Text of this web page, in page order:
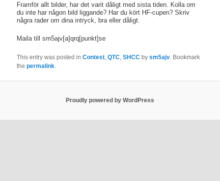
Framför allt bilder, har det varit dåligt med sista tiden. Kolla om
du inte har någon bild liggande? Har du kört HF-cupen? Skriv
några rader om dina intryck, bra eller dåligt.
Maila till sm5ajv[a]qrq[punkt]se
This entry was posted inContest,QTC,SHCC bysm5ajv. Bookmark
thepermalink.
Proudly powered by WordPress